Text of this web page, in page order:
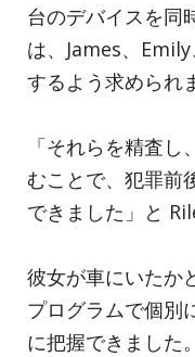
台のデバイスを同
は、James、
するよう求められ
「それらを精査
むことで、犯罪前
できました」と
彼女が車にいたか
プログラムで個別
に把握できました